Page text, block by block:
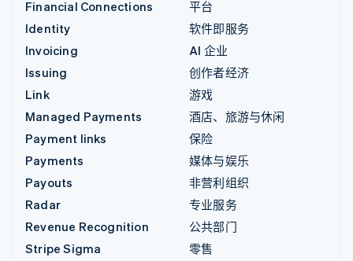
Financial Connections
Identity
Invoicing
Issuing
Link
Managed Payments
Payment links
Payments
Payouts
Radar
Revenue Recognition
Stripe Sigma
平台
软件即服务
AI 企业
创作者经济
游戏
酒店、旅游与休闲
保险
媒体与娱乐
非营利组织
专业服务
公共部门
零售